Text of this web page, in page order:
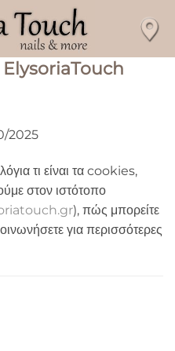
ElysoriaTouch
2025
τι είναι τα cookies,
στον ιστότοπο
), πώς μπορείτε
για περισσότερες